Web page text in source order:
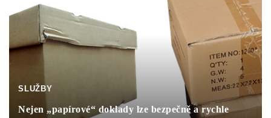
SLUŽBY
Nejen „papírové“ doklady lze bezpečně a rychle